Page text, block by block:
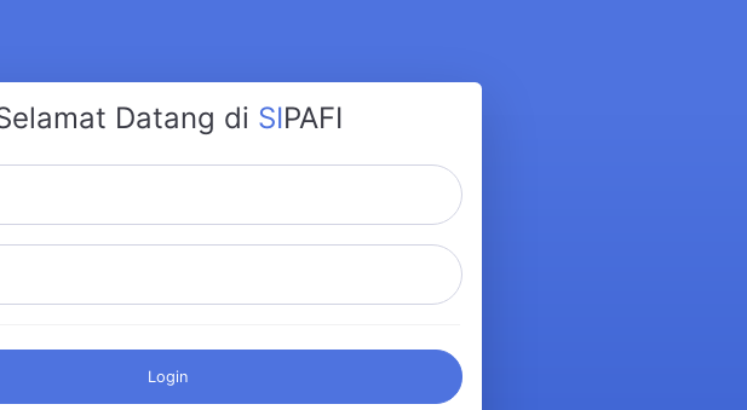
Datang di SIPAFI
Login